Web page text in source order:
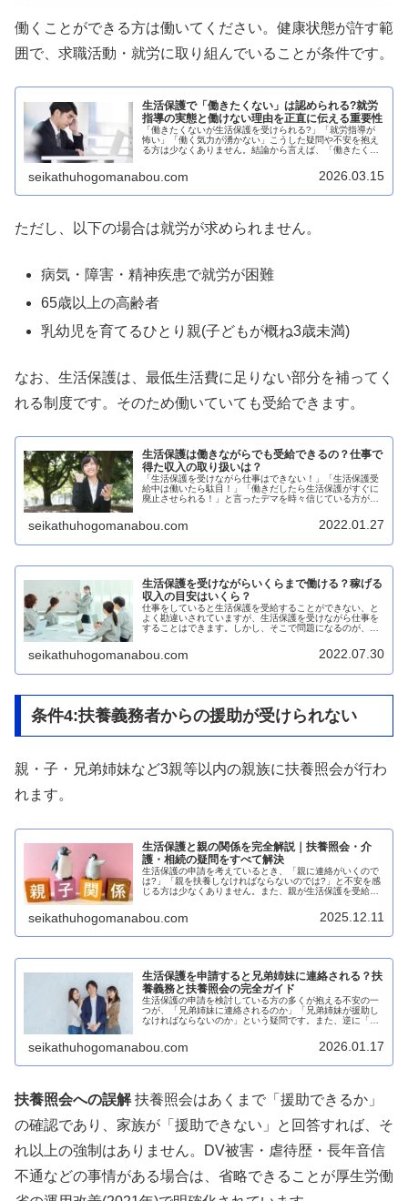
働くことができる方は働いてください。健康状態が許す範
囲で、求職活動・就労に取り組んでいることが条件です。
生活保護で「働きたくない」は認められる?就労
指導の実態と働けない理由を正直に伝える重要性
「働きたくないが生活保護を受けられる?」「就労指導が
怖い」「働く気力が湧かない」こうした疑問や不安を抱え
る方は少なくありません。結論から言えば、「働きたくな
seikathuhogomanabou.com 2026.03.15
ただし、以下の場合は就労が求められません。
病気・障害・精神疾患で就労が困難
65歳以上の高齢者
乳幼児を育てるひとり親(子どもが概ね3歳未満)
なお、生活保護は、最低生活費に足りない部分を補ってく
れる制度です。そのため働いていても受給できます。
生活保護は働きながらでも受給できるの？仕事で
得た収入の取り扱いは？
「生活保護を受けながら仕事はできない！」「生活保護受
給中は働いたら駄目！」「働きだしたら生活保護がすぐに
廃止させられる！」と言ったデマを時々信じている方がい
seikathuhogomanabou.com 2022.01.27
生活保護を受けながらいくらまで働ける？稼げる
収入の目安はいくら？
仕事をしていると生活保護を受給することができない、と
よく勘違いされていますが、生活保護を受けながら仕事を
することはできます。しかし、そこで問題になるのが、い
seikathuhogomanabou.com 2022.07.30
条件4:扶養義務者からの援助が受けられない
親・子・兄弟姉妹など3親等以内の親族に扶養照会が行わ
れます。
生活保護と親の関係を完全解説｜扶養照会・介
護・相続の疑問をすべて解決
生活保護の申請を考えているとき、「親に連絡がいくので
は?」「親を扶養しなければならないのでは?」と不安を感
じる方は少なくありません。また、親が生活保護を受給し
seikathuhogomanabou.com 2025.12.11
生活保護を申請すると兄弟姉妹に連絡される？扶
養義務と扶養照会の完全ガイド
生活保護の申請を検討している方の多くが抱える不安の一
つが、「兄弟姉妹に連絡されるのか」「兄弟姉妹が援助し
なければならないのか」という疑問です。また、逆に「兄
seikathuhogomanabou.com 2026.01.17
扶養照会への誤解扶養照会はあくまで「援助できるか」
の確認であり、家族が「援助できない」と回答すれば、そ
れ以上の強制はありません。DV被害・虐待歴・長年音信
不通などの事情がある場合は、省略できることが厚生労働